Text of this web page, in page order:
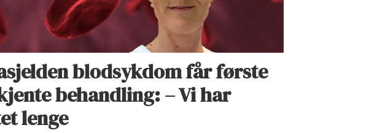
blodsykdom får første
behandling: – Vi har
lenge